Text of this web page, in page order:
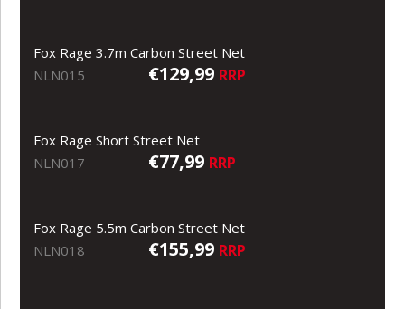
Fox Rage 3.7m Carbon Street Net
NLN015
€129,99 RRP
Fox Rage Short Street Net
NLN017
€77,99 RRP
Fox Rage 5.5m Carbon Street Net
NLN018
€155,99 RRP